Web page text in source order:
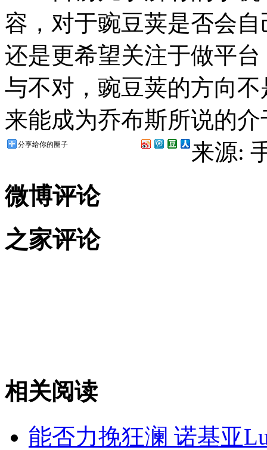
容，对于豌豆荚是否会
还是更希望关注于做平
与不对，豌豆荚的方向
来能成为乔布斯所说的
分享给你的圈子 来源:
微博评论
之家评论
相关阅读
能否力挽狂澜 诺基亚